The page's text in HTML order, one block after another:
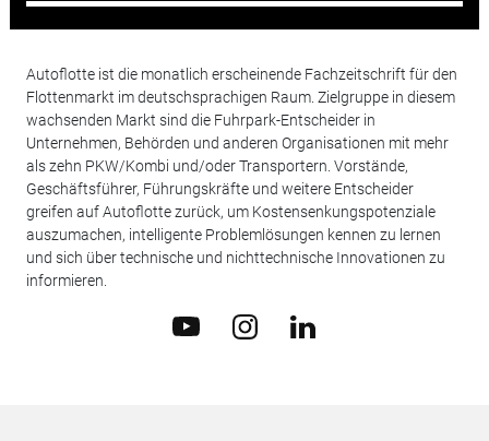
Autoflotte ist die monatlich erscheinende Fachzeitschrift für den
Flottenmarkt im deutschsprachigen Raum. Zielgruppe in diesem
wachsenden Markt sind die Fuhrpark-Entscheider in
Unternehmen, Behörden und anderen Organisationen mit mehr
als zehn PKW/Kombi und/oder Transportern. Vorstände,
Geschäftsführer, Führungskräfte und weitere Entscheider
greifen auf Autoflotte zurück, um Kostensenkungspotenziale
auszumachen, intelligente Problemlösungen kennen zu lernen
und sich über technische und nichttechnische Innovationen zu
informieren.